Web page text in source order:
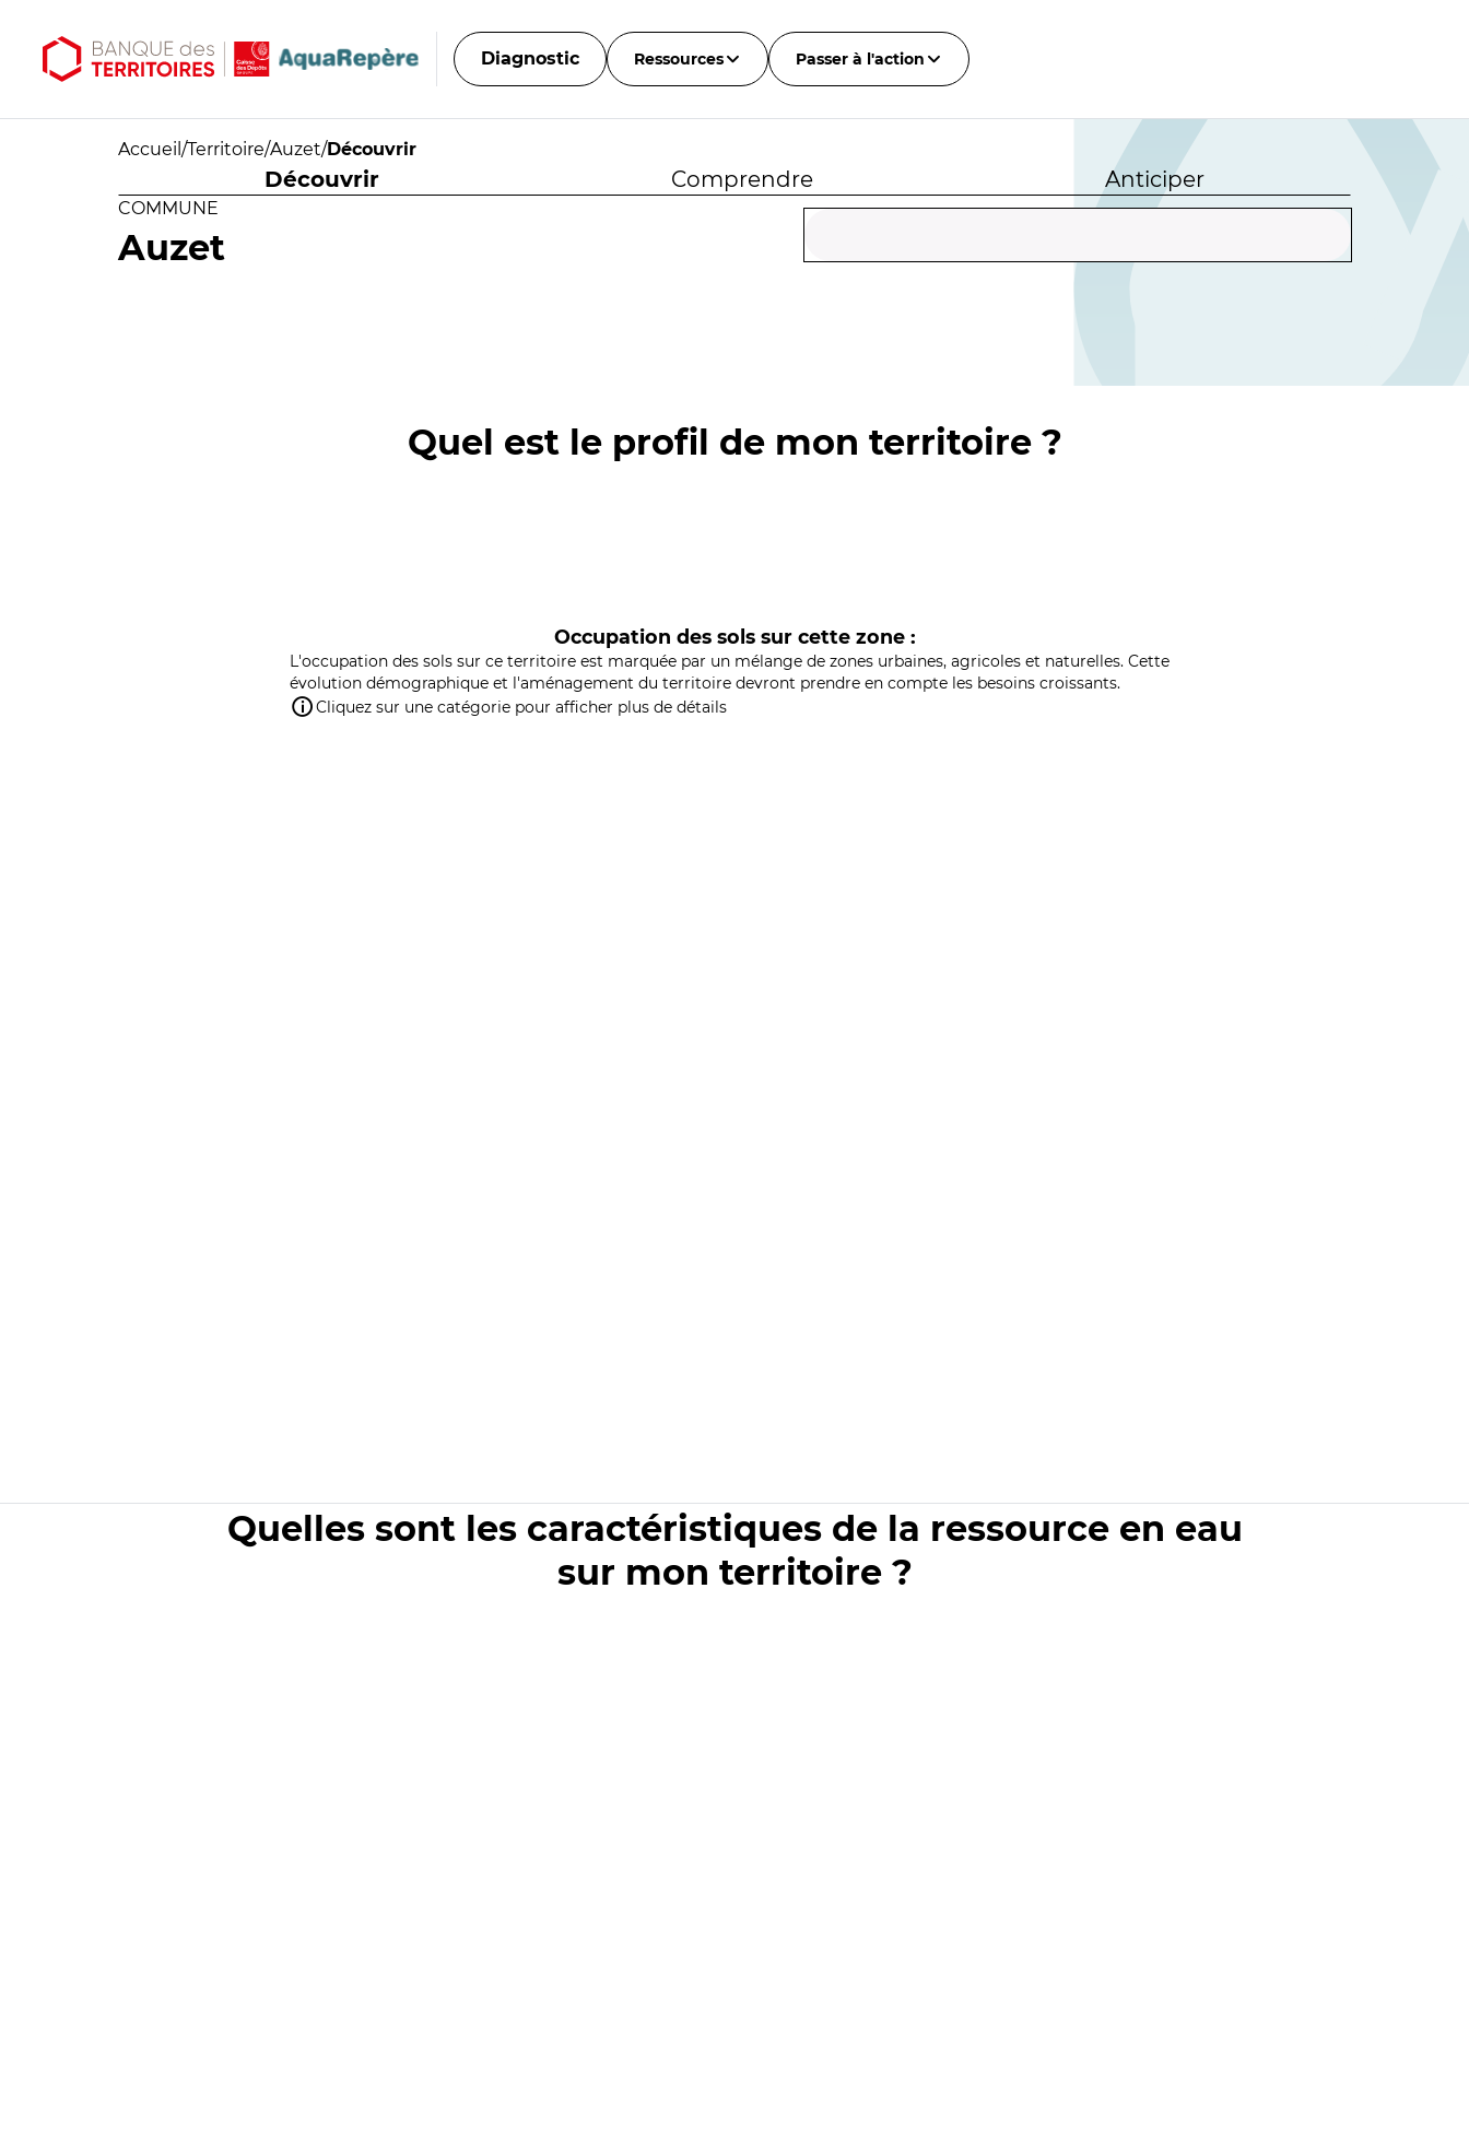
Diagnostic Ressources Passer à l'action
Accueil /Territoire/Auzet/Découvrir
Découvrir Comprendre Anticiper
COMMUNE
Auzet
Quel est le profil de mon territoire ?
Occupation des sols sur cette zone :
L'occupation des sols sur ce territoire est marquée par un mélange de zones urbaines, agricoles et naturelles. Cette
évolution démographique et l'aménagement du territoire devront prendre en compte les besoins croissants.
Cliquez sur une catégorie pour afficher plus de détails
Quelles sont les caractéristiques de la ressource en eau
sur mon territoire ?